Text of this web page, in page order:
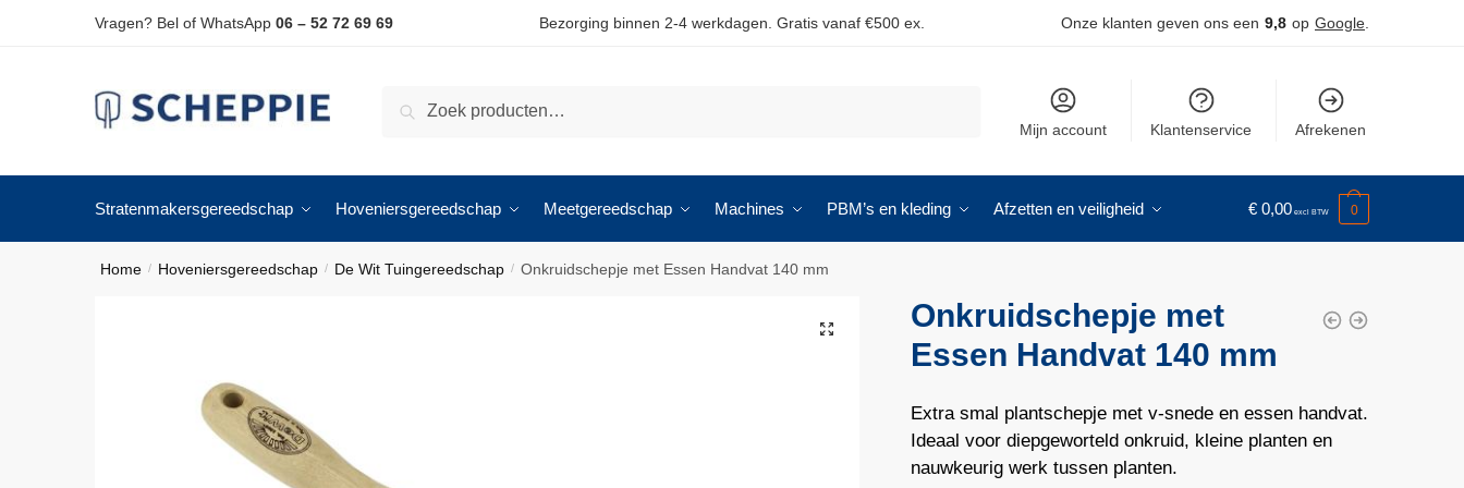
Vragen? Bel of WhatsApp 06 – 52 72 69 69 Bezorging binnen 2-4 werkdagen. Gratis vanaf €500 ex. Onze klanten geven ons een 9,8 op Google
Zoeken
Mijn account Klantenservice Afrekenen
Stratenmakersgereedschap Hoveniersgereedschap Meetgereedschap Machines PBM’s en kleding Afzetten en veiligheid € 0,00 0
Home / Hoveniersgereedschap / De Wit Tuingereedschap / Onkruidschepje met Essen Handvat 140 mm
🔍
Onkruidschepje met
Essen Handvat 140 mm
Extra smal plantschepje met v-snede en essen handvat.
Ideaal voor diepgeworteld onkruid, kleine planten en
nauwkeurig werk tussen planten.